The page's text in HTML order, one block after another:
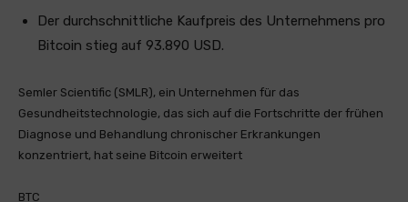
Der durchschnittliche Kaufpreis des Unternehmens pro
Bitcoin stieg auf 93.890 USD.
Semler Scientific (SMLR), ein Unternehmen für das
Gesundheitstechnologie, das sich auf die Fortschritte der frühen
Diagnose und Behandlung chronischer Erkrankungen
konzentriert, hat seine Bitcoin erweitert
BTC